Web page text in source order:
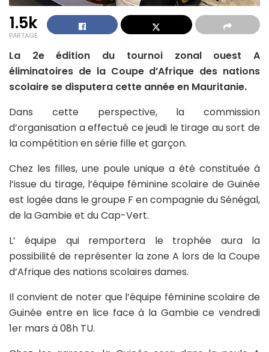
1.5k
PARTAGE
La 2e édition du tournoi zonal ouest A
éliminatoires de la Coupe d’Afrique des nations
scolaire se disputera cette année en Mauritanie.
Dans cette perspective, la commission
d’organisation a effectué ce jeudi le tirage au sort de
la compétition en série fille et garçon.
Chez les filles, une poule unique a été constituée à
l’issue du tirage, l’équipe féminine scolaire de Guinée
est logée dans le groupe F en compagnie du Sénégal,
de la Gambie et du Cap-Vert.
L’ équipe qui remportera le trophée aura la
possibilité de représenter la zone A lors de la Coupe
d’Afrique des nations scolaires dames.
Il convient de noter que l’équipe féminine scolaire de
Guinée entre en lice face à la Gambie ce vendredi
1er mars à 08h TU.